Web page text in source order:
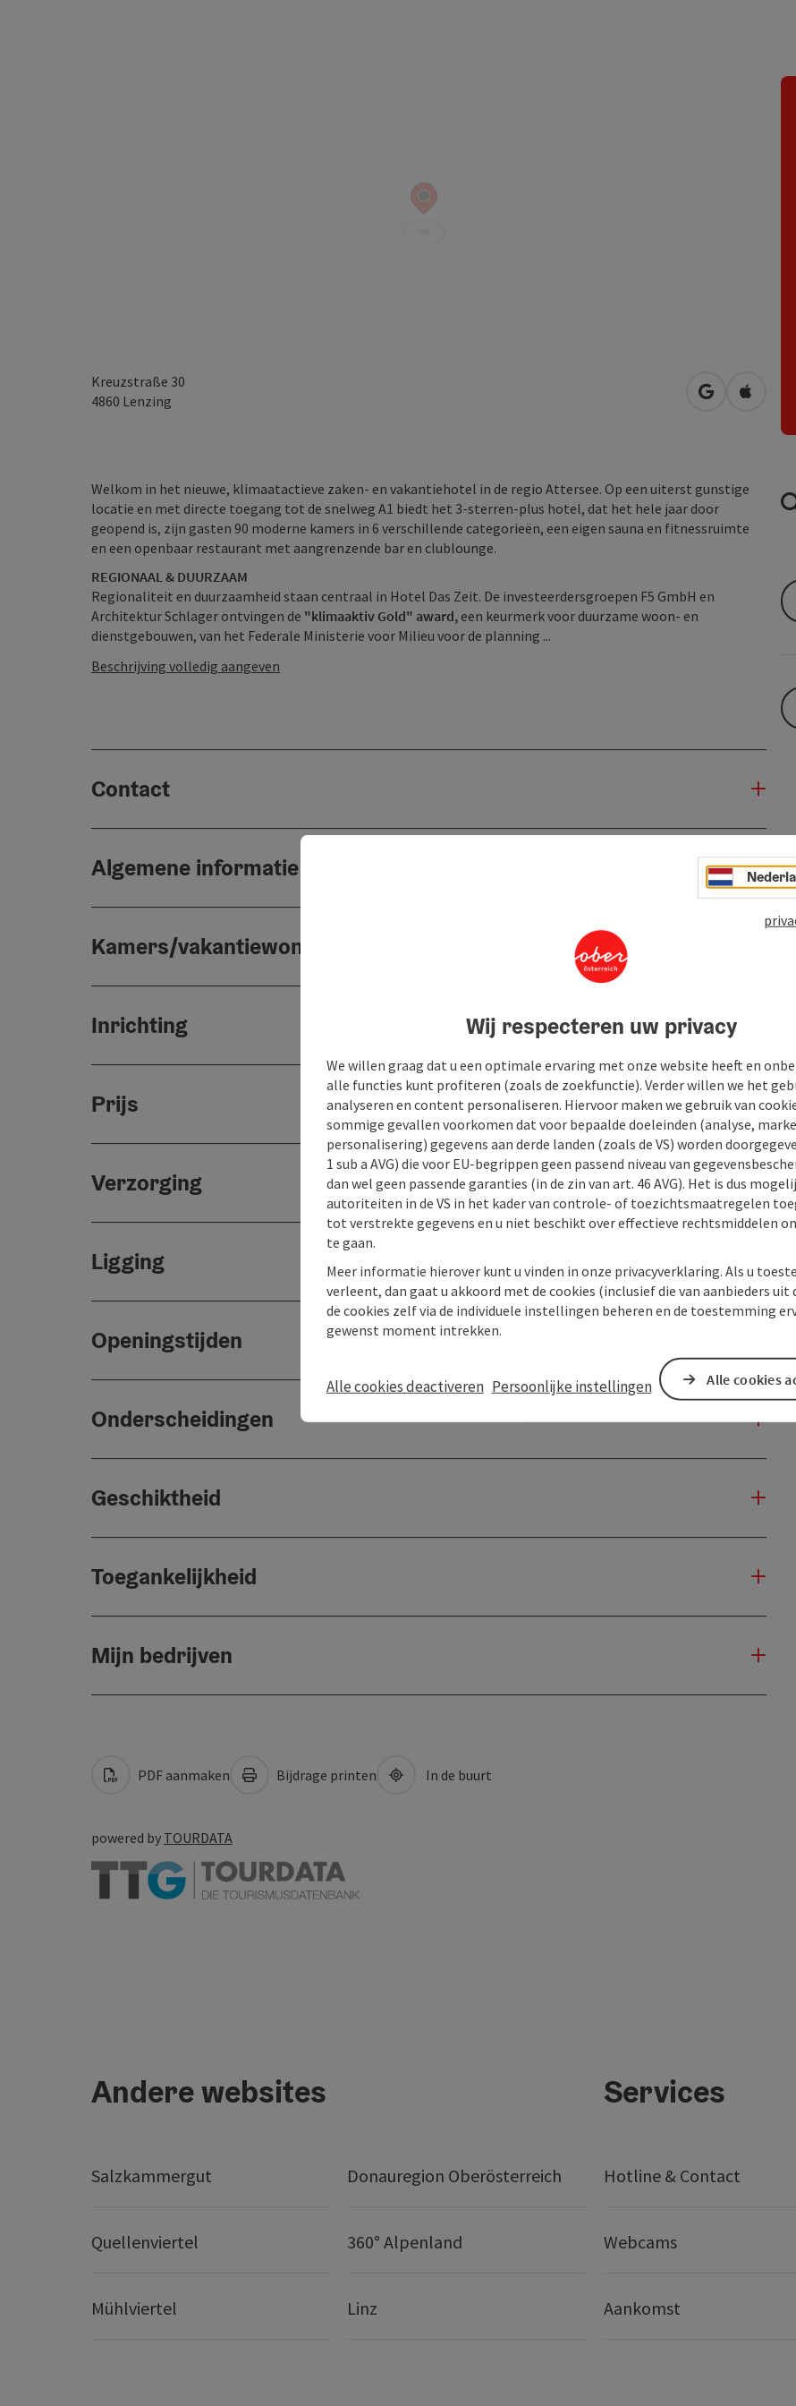
Kreuzstraße 30
4860 Lenzing Openen in
Welkom in het nieuwe, klimaatactieve zaken- en vakantiehotel in de regio Attersee. Op een uiterst gunstige
locatie en met directe toegang tot de snelweg A1 biedt het 3-sterren-plus hotel, dat het hele jaar door
geopend is, zijn gasten 90 moderne kamers in 6 verschillende categorieën, een eigen sauna en fitnessruimte
en een openbaar restaurant met aangrenzende bar en clublounge.
REGIONAAL & DUURZAAM
Regionaliteit en duurzaamheid staan centraal in Hotel Das Zeit. De investeerdersgroepen F5 GmbH en
Architektur Schlager ontvingen de "klimaaktiv Gold" award, een keurmerk voor duurzame woon- en
dienstgebouwen, van het Federale Ministerie voor Milieu voor de planning ...
Beschrijving volledig aangeven
Contact
Algemene informatie
Kamers/vakantiewoningen
Inrichting
Prijs
Verzorging
Ligging
Openingstijden
Onderscheidingen
Geschiktheid
Toegankelijkheid
Mijn bedrijven
PDF aanmaken Bijdrage printen In de buurt
powered by TOURDATA
Andere websites
Salzkammergut Donauregion Oberösterreich
Quellenviertel 360° Alpenland
Mühlviertel Linz
Services
Hotline & Contact
Webcams
Aankomst
Wij respecteren uw privacy
We willen graag dat u een optimale ervaring met onze website heeft en
alle functies kunt profiteren (zoals de zoekfunctie). Verder willen we het
analyseren en content personaliseren. Hiervoor maken we gebruik van
sommige gevallen voorkomen dat voor bepaalde doeleinden (analyse,
personalisering) gegevens aan derde landen (zoals de VS) worden
1 sub a AVG) die voor EU-begrippen geen passend niveau van
dan wel geen passende garanties (in de zin van art. 46 AVG). Het is dus
autoriteiten in de VS in het kader van controle- of toezichtsmaatregelen
tot verstrekte gegevens en u niet beschikt over effectieve rechtsmiddelen
te gaan.
Meer informatie hierover kunt u vinden in onze privacyverklaring. Als u
verleent, dan gaat u akkoord met de cookies (inclusief die van aanbieders uit
de cookies zelf via de individuele instellingen beheren en de toestemming
gewenst moment intrekken.
Alle cookies deactiveren Persoonlijke instellingen Alle cookies